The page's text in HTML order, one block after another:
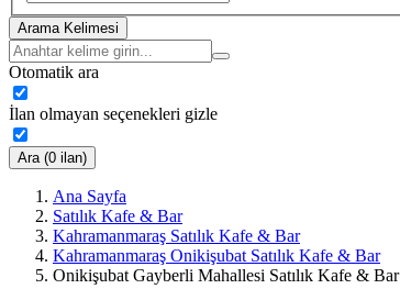
Arama Kelimesi
Otomatik ara
İlan olmayan seçenekleri gizle
Ara (0 ilan)
Ana Sayfa
Satılık Kafe & Bar
Kahramanmaraş Satılık Kafe & Bar
Kahramanmaraş Onikişubat Satılık Kafe & Bar
Onikişubat Gayberli Mahallesi Satılık Kafe & Bar